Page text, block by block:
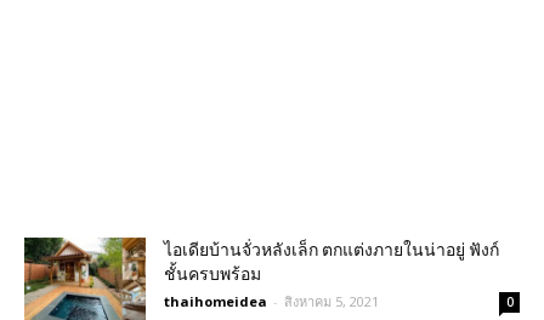
ไอเดียบ้านจั่วหลังเล็ก ตกแต่งภายในน่าอยู่ ฟังก์
ชั้นครบพร้อม
thaihomeidea - สิงหาคม 5, 2021 0